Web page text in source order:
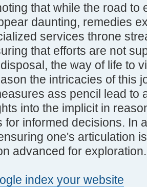
that while the road
daunting, remedies
services throne
that efforts are not
the way of life to
the intricacies of this
ass pencil lead to
into the implicit in
for informed decisions. In
one's articulation
advanced for exploration.
index your website